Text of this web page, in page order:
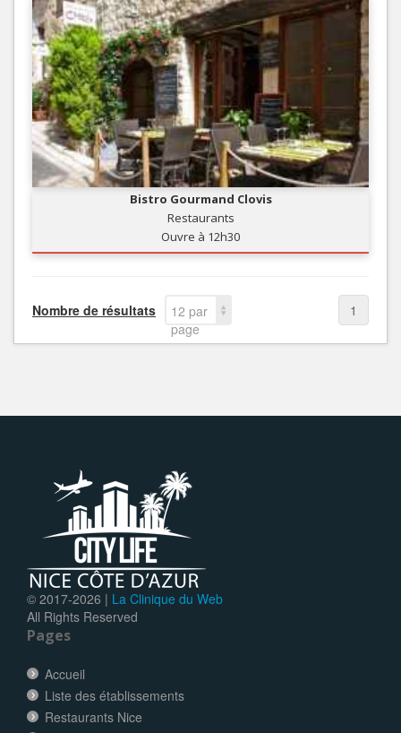
Bistro Gourmand Clovis
Restaurants
Ouvre à 12h30
Nombre de résultats
12 par
page
1
© 2017-2026 | La Clinique du Web
All Rights Reserved
Pages
Accueil
Liste des établissements
Restaurants Nice